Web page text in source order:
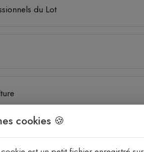
du Lot
vocations
cookies 🍪